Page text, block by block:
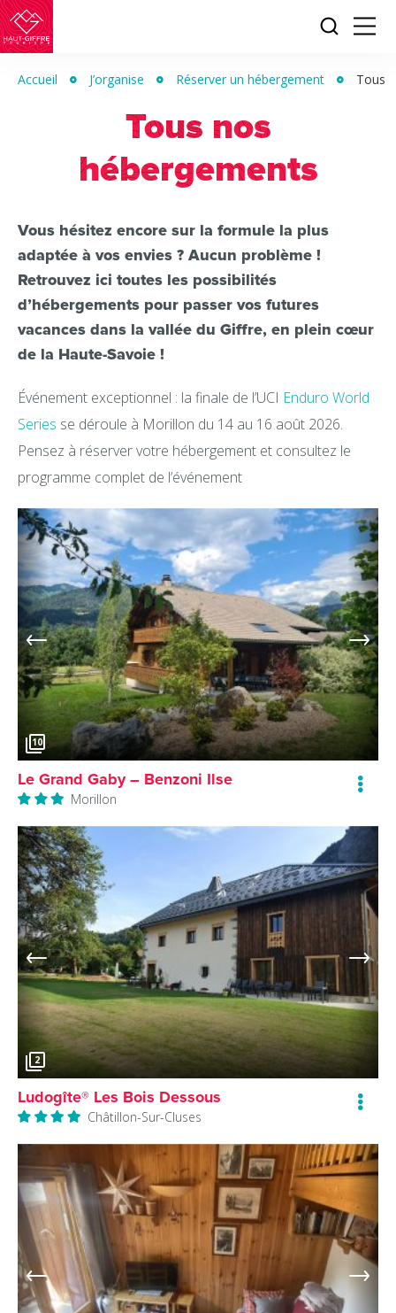
Haut-
Tourisme
Menu
Accueil J’organise Réserver un hébergement Tous
Tous nos
hébergements
Vous hésitez encore sur la formule la plus
adaptée à vos envies ? Aucun problème !
Retrouvez ici toutes les possibilités
d’hébergements pour passer vos futures
vacances dans la vallée du Giffre, en plein cœur
de la Haute-Savoie !
Événement exceptionnel : la finale de l’UCI Enduro World
Series se déroule à Morillon du 14 au 16 août 2026.
Pensez à réserver votre hébergement et consultez le
programme complet de l’événement
10
Le Grand Gaby – Benzoni Ilse
Morillon
2
Ludogîte® Les Bois Dessous
Châtillon-Sur-Cluses